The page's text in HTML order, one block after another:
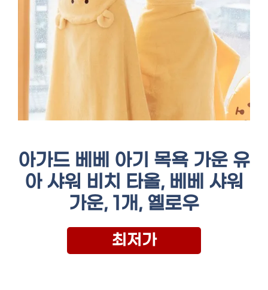
아가드 베베 아기 목욕 가운 유
아 샤워 비치 타올, 베베 샤워
가운, 1개, 옐로우
최저가